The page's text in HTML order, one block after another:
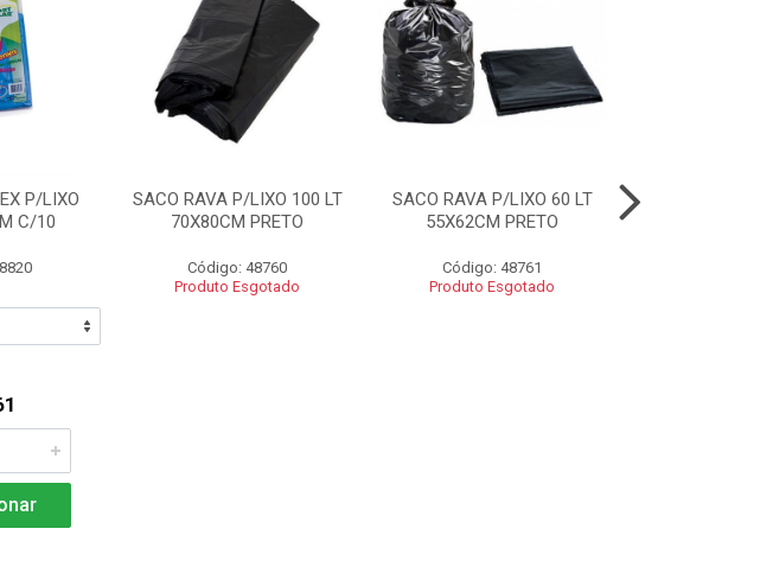
P/LIXO
C/10
SACO RAVA P/LIXO 100 LT
70X80CM PRETO
Código: 48760
Produto Esgotado
SACO RAVA P/LIXO 60 LT
55X62CM PRETO
Código: 48761
Produto Esgotado